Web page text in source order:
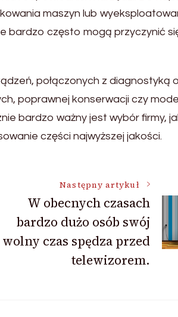
maszyn lub
bardzo często mogą przyczynić
połączonych z diagnostyką
poprawnej konserwacji czy
bardzo ważny jest wybór firmy,
części najwyższej jakości.
Następny artykuł
W obecnych czasach
bardzo dużo osób swój
wolny czas spędza przed
telewizorem.